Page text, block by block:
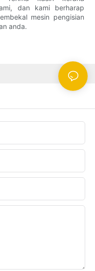
dan kami berharap
mesin pengisian
anda.